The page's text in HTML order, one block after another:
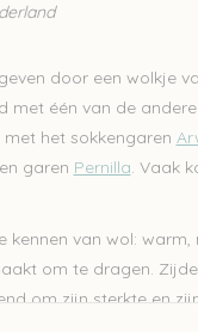
door een wolkje
met één van de
het sokkengaren
garen Pernilla. Vaak
kennen van wol: warm,
om te dragen.
om zijn sterkte en